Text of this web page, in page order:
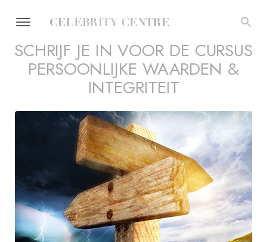
SCHRIJF JE IN VOOR DE CURSUS
PERSOONLIJKE WAARDEN &
INTEGRITEIT